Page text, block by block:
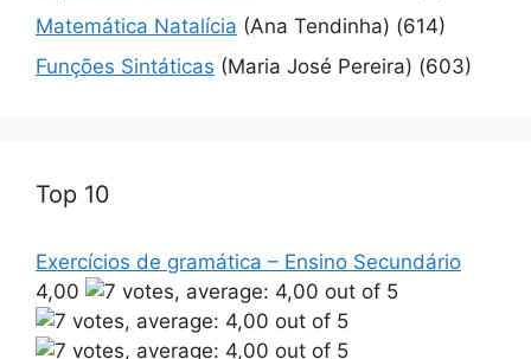
Matemática Natalícia (Ana Tendinha) (614)
Funções Sintáticas (Maria José Pereira) (603)
Top 10
Exercícios de gramática – Ensino Secundário
4,00